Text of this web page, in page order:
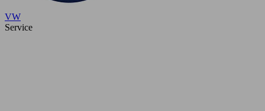
VW
Service